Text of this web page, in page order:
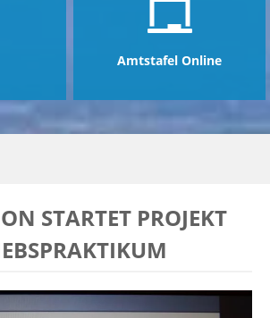
Amtstafel Online
STARTET PROJEKT